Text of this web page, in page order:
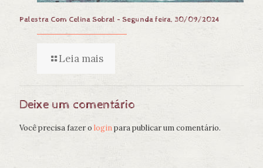
Palestra Com Celina Sobral – Segunda feira, 30/09/2024
Leia mais
Deixe um comentário
Você precisa fazer o loginpara publicar um comentário.